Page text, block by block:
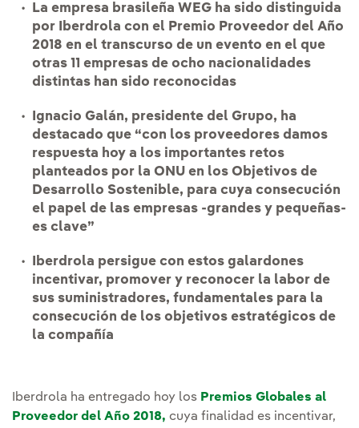
La empresa brasileña WEG ha sido distinguida
por Iberdrola con el Premio Proveedor del Año
2018 en el transcurso de un evento en el que
otras 11 empresas de ocho nacionalidades
distintas han sido reconocidas
Ignacio Galán, presidente del Grupo, ha
destacado que “con los proveedores damos
respuesta hoy a los importantes retos
planteados por la ONU en los Objetivos de
Desarrollo Sostenible, para cuya consecución
el papel de las empresas -grandes y pequeñas-
es clave”
Iberdrola persigue con estos galardones
incentivar, promover y reconocer la labor de
sus suministradores, fundamentales para la
consecución de los objetivos estratégicos de
la compañía
Iberdrola ha entregado hoy los Premios Globales al
Proveedor del Año 2018, cuya finalidad es incentivar,